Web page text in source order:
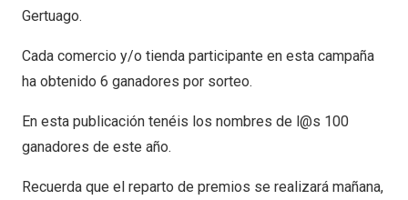
Gertuago.
Cada comercio y/o tienda participante en esta campaña
ha obtenido 6 ganadores por sorteo.
En esta publicación tenéis los nombres de l@s 100
ganadores de este año.
Recuerda que el reparto de premios se realizará mañana,